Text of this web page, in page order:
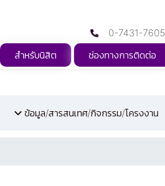
0-7431-7605
สำหรับนิสิต ช่องทางการติดต่อ
ข้อมูล/สารสนเทศ/กิจกรรม/โครงงาน